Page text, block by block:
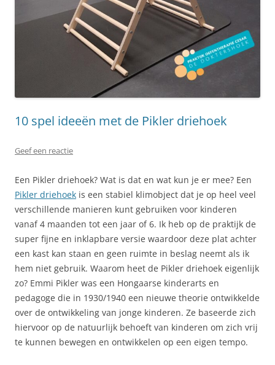
10 spel ideeën met de Pikler driehoek
Geef een reactie
Een Pikler driehoek? Wat is dat en wat kun je er mee? Een
Pikler driehoek is een stabiel klimobject dat je op heel veel
verschillende manieren kunt gebruiken voor kinderen
vanaf 4 maanden tot een jaar of 6. Ik heb op de praktijk de
super fijne en inklapbare versie waardoor deze plat achter
een kast kan staan en geen ruimte in beslag neemt als ik
hem niet gebruik. Waarom heet de Pikler driehoek eigenlijk
zo? Emmi Pikler was een Hongaarse kinderarts en
pedagoge die in 1930/1940 een nieuwe theorie ontwikkelde
over de ontwikkeling van jonge kinderen. Ze baseerde zich
hiervoor op de natuurlijk behoeft van kinderen om zich vrij
te kunnen bewegen en ontwikkelen op een eigen tempo.